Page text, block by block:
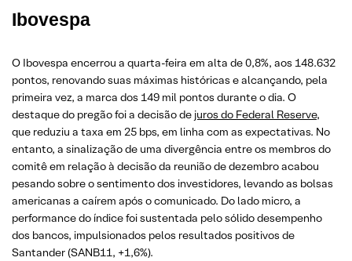
Ibovespa
O Ibovespa encerrou a quarta-feira em alta de 0,8%, aos 148.632
pontos, renovando suas máximas históricas e alcançando, pela
primeira vez, a marca dos 149 mil pontos durante o dia. O
destaque do pregão foi a decisão de juros do Federal Reserve,
que reduziu a taxa em 25 bps, em linha com as expectativas. No
entanto, a sinalização de uma divergência entre os membros do
comitê em relação à decisão da reunião de dezembro acabou
pesando sobre o sentimento dos investidores, levando as bolsas
americanas a caírem após o comunicado. Do lado micro, a
performance do índice foi sustentada pelo sólido desempenho
dos bancos, impulsionados pelos resultados positivos de
Santander (SANB11, +1,6%).